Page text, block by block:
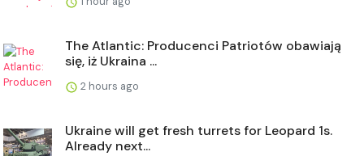
The Atlantic: Producenci Patriotów obawiają
się, iż Ukraina ...
2 hours ago
Ukraine will get fresh turrets for Leopard 1s.
Already next...